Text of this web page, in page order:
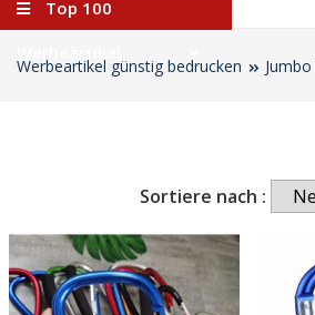
Top 100
Werbeartikel günstig bedrucken
Sortiere nach :